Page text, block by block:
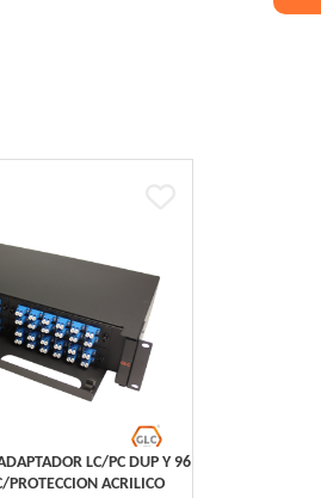
LC/PC DUP Y 96
PROTECCION ACRILICO